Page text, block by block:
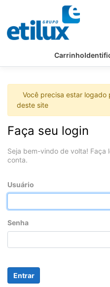
Carrinho
Você precisa estar logado
deste site
Faça seu login
Seja bem-vindo de volta! Faça
conta.
Usuário
Senha